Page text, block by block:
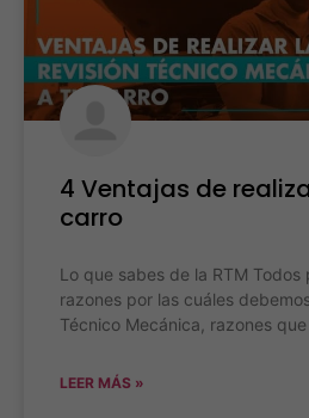
4 Ventajas de
carro
Lo que sabes de la RTM
razones por las cuáles
Técnico Mecánica, razones
LEER MÁS »